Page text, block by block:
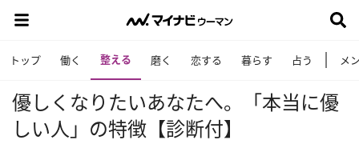
トップ 働く 整える 磨く 恋する 暮らす 占う メ
優しくなりたいあなたへ。「本当に優
しい人」の特徴【診断付】